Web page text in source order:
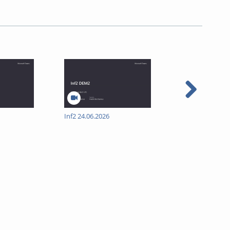
Inf2 24.06.2026